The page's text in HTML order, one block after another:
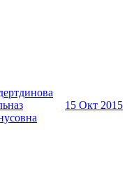
15 Окт 2015